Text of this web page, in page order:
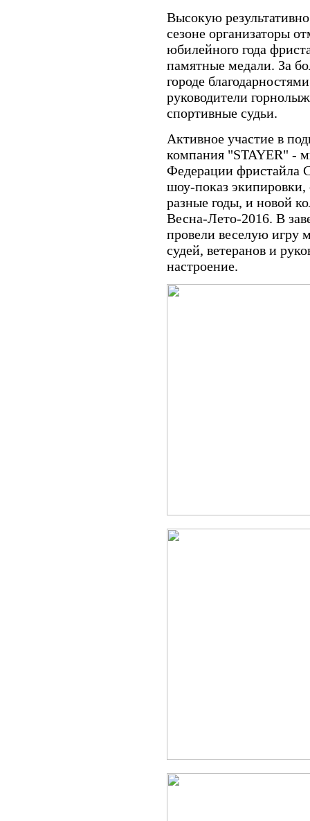
Высокую
сезоне организаторы
юбилейного года
памятные медали. За
городе
руководители
спортивные судьи.
Активное участие в
компания "STAYER" -
Федерации фристайла
шоу-показ
разные годы, и новой
Весна-Лето-2016. В
провели веселую игру
судей, ветеранов и
настроение.